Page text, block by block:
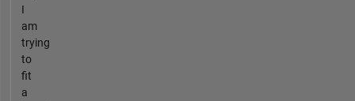
I
am
trying
to
fit
a